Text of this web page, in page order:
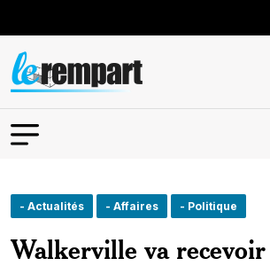
- Actualités - Affaires - Politique
Walkerville va